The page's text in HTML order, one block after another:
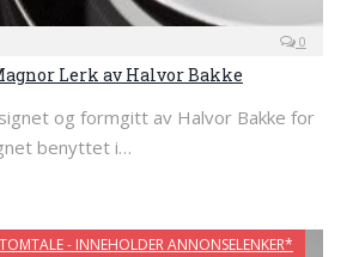
0
Lerk av Halvor Bakke
og formgitt av Halvor Bakke for
benyttet i…
- INNEHOLDER ANNONSELENKER*